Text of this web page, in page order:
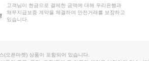
고객님이 현금으로 결제한 금액에 대해 우리은행과
채무지급보증 계약을 체결하여 안전거래를 보장하고
있습니다.
(오픈마켓) 상품이 포함되어 있습니다.